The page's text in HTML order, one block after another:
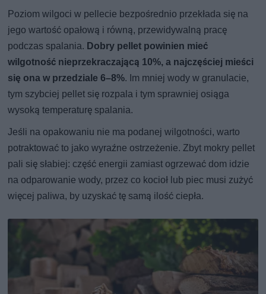
Poziom wilgoci w pellecie bezpośrednio przekłada się na
jego wartość opałową i równą, przewidywalną pracę
podczas spalania. Dobry pellet powinien mieć
wilgotność nieprzekraczającą 10%, a najczęściej mieści
się ona w przedziale 6–8%. Im mniej wody w granulacie,
tym szybciej pellet się rozpala i tym sprawniej osiąga
wysoką temperaturę spalania.
Jeśli na opakowaniu nie ma podanej wilgotności, warto
potraktować to jako wyraźne ostrzeżenie. Zbyt mokry pellet
pali się słabiej: część energii zamiast ogrzewać dom idzie
na odparowanie wody, przez co kocioł lub piec musi zużyć
więcej paliwa, by uzyskać tę samą ilość ciepła.